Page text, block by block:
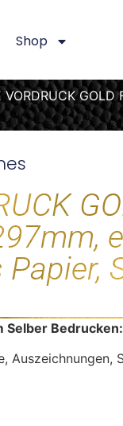
Shop
VORDRUCK GOLD
Selber Bedrucken:
Auszeichnungen,